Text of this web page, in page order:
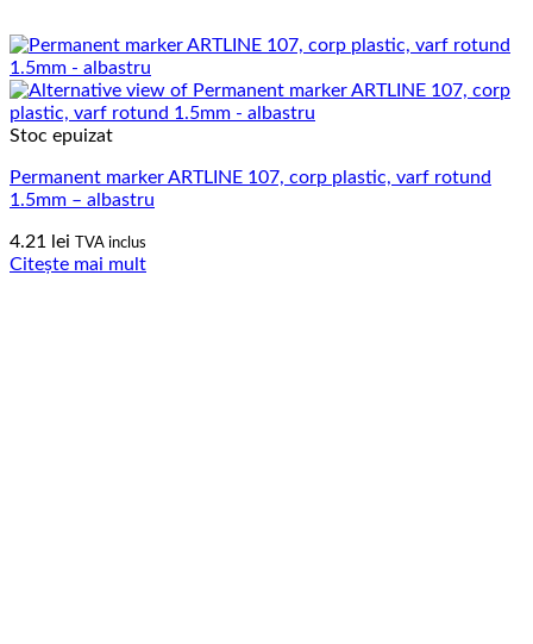
Stoc epuizat
Permanent marker ARTLINE 107, corp plastic, varf rotund
1.5mm – albastru
4.21 lei TVA inclus
Citește mai mult